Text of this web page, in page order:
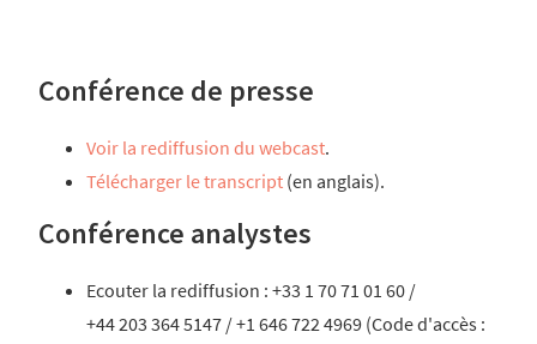
Conférence de presse
Voir la rediffusion du webcast.
Télécharger le transcript (en anglais).
Conférence analystes
Ecouter la rediffusion : +33 1 70 71 01 60 /
+44 203 364 5147 / +1 646 722 4969 (Code d'accès :